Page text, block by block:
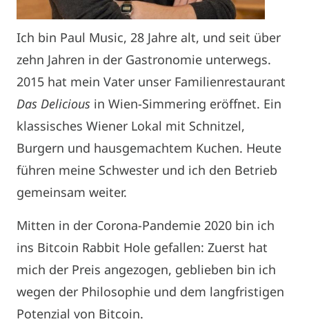
Ich bin Paul Music, 28 Jahre alt, und seit über
zehn Jahren in der Gastronomie unterwegs.
2015 hat mein Vater unser Familienrestaurant
Das Delicious in Wien-Simmering eröffnet. Ein
klassisches Wiener Lokal mit Schnitzel,
Burgern und hausgemachtem Kuchen. Heute
führen meine Schwester und ich den Betrieb
gemeinsam weiter.
Mitten in der Corona-Pandemie 2020 bin ich
ins Bitcoin Rabbit Hole gefallen: Zuerst hat
mich der Preis angezogen, geblieben bin ich
wegen der Philosophie und dem langfristigen
Potenzial von Bitcoin.